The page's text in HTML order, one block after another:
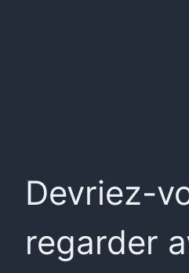
Devriez-
regarder